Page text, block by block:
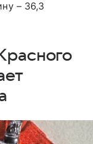
– 36,3